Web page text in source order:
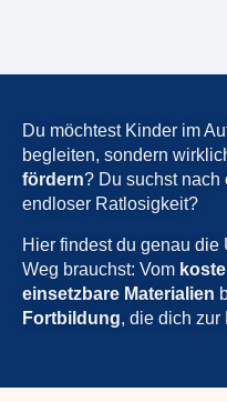
Du möchtest Kinder im
begleiten, sondern
fördern? Du suchst nach
endloser Ratlosigkeit?
Hier findest du genau die
Weg brauchst: Vom
einsetzbare Materialien
Fortbildung, die dich zur